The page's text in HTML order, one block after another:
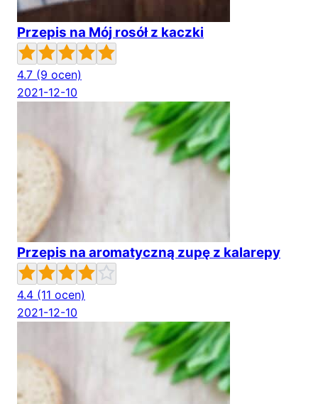
Przepis na Mój rosół z kaczki
4.7 (9 ocen)
2021-12-10
Przepis na aromatyczną zupę z kalarepy
4.4 (11 ocen)
2021-12-10